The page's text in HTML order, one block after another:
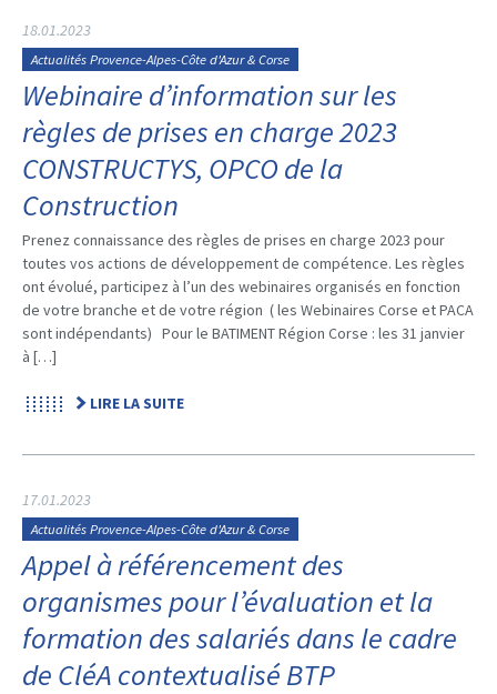
18.01.2023
Actualités Provence-Alpes-Côte d'Azur & Corse
Webinaire d’information sur les
règles de prises en charge 2023
CONSTRUCTYS, OPCO de la
Construction
Prenez connaissance des règles de prises en charge 2023 pour
toutes vos actions de développement de compétence. Les règles
ont évolué, participez à l’un des webinaires organisés en fonction
de votre branche et de votre région ( les Webinaires Corse et PACA
sont indépendants) Pour le BATIMENT Région Corse : les 31 janvier
à […]
LIRE LA SUITE
17.01.2023
Actualités Provence-Alpes-Côte d'Azur & Corse
Appel à référencement des
organismes pour l’évaluation et la
formation des salariés dans le cadre
de CléA contextualisé BTP